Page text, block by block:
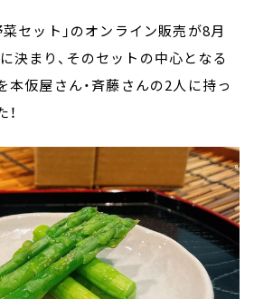
セット」のオンライン販売が8月
に決まり、そのセットの中心となる
仮屋さん・斉藤さんの2人に持っ